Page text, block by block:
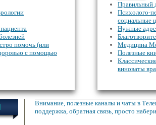
помочь (или
с помощью
Правильный
Психолого-
социальные
Нужные
Медицина
Полезные
виноваты
Внимание, полезные каналы и чаты в
поддержка, обратная связь, просто